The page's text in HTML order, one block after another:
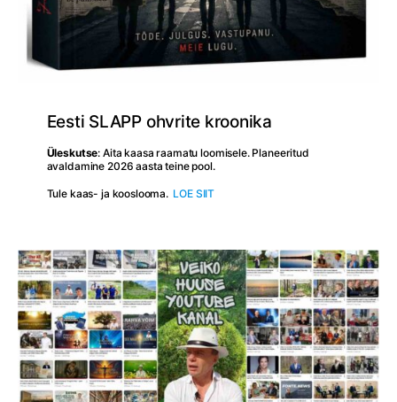
Eesti SLAPP ohvrite kroonika
Üleskutse: Aita kaasa raamatu loomisele. Planeeritud
avaldamine 2026 aasta teine pool.
Tule kaas- ja kooslooma. LOE SIIT